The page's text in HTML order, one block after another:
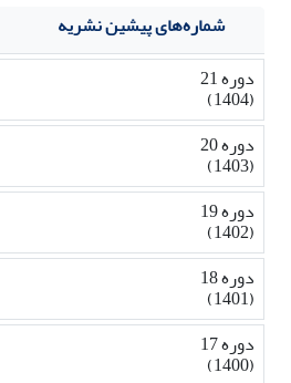
شماره‌های پیشین نشریه
دوره 21
(1404)
دوره 20
(1403)
دوره 19
(1402)
دوره 18
(1401)
دوره 17
(1400)